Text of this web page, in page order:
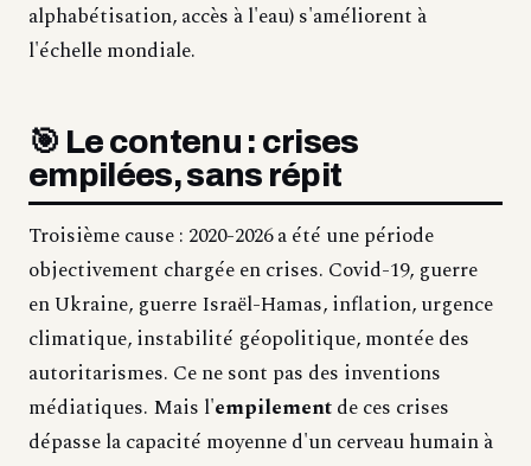
alphabétisation, accès à l'eau) s'améliorent à
l'échelle mondiale.
🎯 Le contenu : crises
empilées, sans répit
Troisième cause : 2020-2026 a été une période
objectivement chargée en crises. Covid-19, guerre
en Ukraine, guerre Israël-Hamas, inflation, urgence
climatique, instabilité géopolitique, montée des
autoritarismes. Ce ne sont pas des inventions
médiatiques. Mais l'empilementde ces crises
dépasse la capacité moyenne d'un cerveau humain à